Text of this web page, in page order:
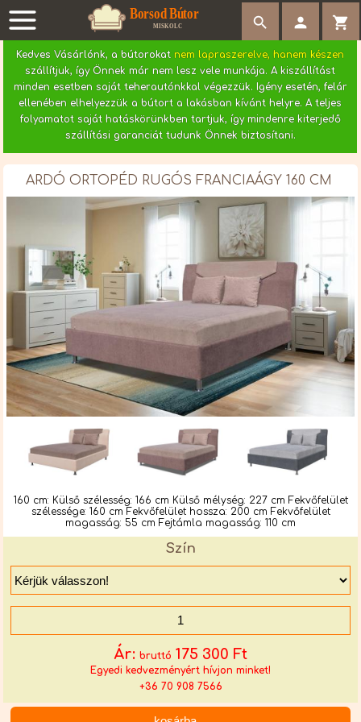
search  
Kedves Vásárlónk, a bútorokat nem lapraszerelve, hanem készen
szállítjuk, így Önnek már nem lesz vele munkája. A kiszállítást
minden esetben saját teherautónkkal végezzük. Igény esetén, felár
ellenében elhelyezzük a bútort a lakásban kívánt helyre. A teljes
folyamatot saját hatáskörünkben tartjuk, így mindenre kiterjedő
szállítási garanciát tudunk Önnek biztosítani.
ARDÓ ORTOPÉD RUGÓS FRANCIAÁGY 160 CM
160 cm: Külső szélesség: 166 cm Külső mélység: 227 cm Fekvőfelület
szélessége: 160 cm Fekvőfelület hossza: 200 cm Fekvőfelület
magasság: 55 cm Fejtámla magasság: 110 cm
Szín
Ár: bruttó 175 300 Ft
Egyedi kedvezményért hívjon minket!
+36 70 908 7566